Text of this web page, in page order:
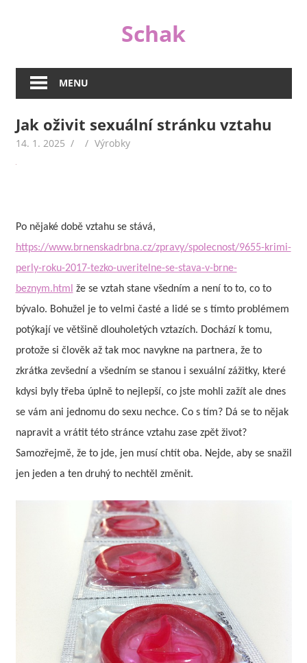
Schak
když
jsou
důležité,
nejsou
A
proto
na
našem
webu
určitě
nabídky
i
pro
se
zrovna
nevede
MENU
Jak oživit sexuální stránku vztahu
14. 1. 2025 Výrobky
Po nějaké době vztahu se stává,
https://www.brnenskadrbna.cz/zpravy/spolecnost/9655-krimi-
perly-roku-2017-tezko-uveritelne-se-stava-v-brne-
beznym.html že se vztah stane všedním a není to to, co to
bývalo. Bohužel je to velmi časté a lidé se s tímto problémem
potýkají ve většině dlouholetých vztazích. Dochází k tomu,
protože si člověk až tak moc navykne na partnera, že to
zkrátka zevšední a všedním se stanou i sexuální zážitky, které
kdysi byly třeba úplně to nejlepší, co jste mohli zažít ale dnes
se vám ani jednomu do sexu nechce. Co s tím? Dá se to nějak
napravit a vrátit této stránce vztahu zase zpět život?
Samozřejmě, že to jde, jen musí chtít oba. Nejde, aby se snažil
jen jeden a ten druhý to nechtěl změnit.